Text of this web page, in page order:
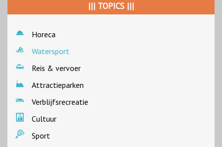
||| TOPICS |||
Horeca
Watersport
Reis & vervoer
Attractieparken
Verblijfsrecreatie
Cultuur
Sport